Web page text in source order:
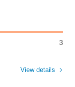
3
View details